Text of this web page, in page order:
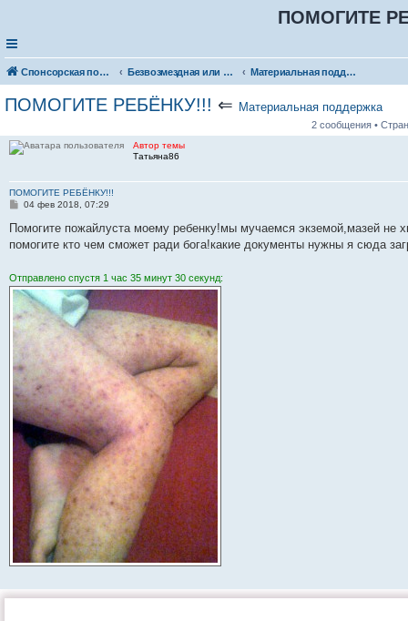
ПОМОГИТЕ
Спонсорская помощь. Разместите своё объявление в соответствующей рубрике Безвозмездная или условно-безвозмездная помощь Материальная поддержка
ПОМОГИТЕ РЕБЁНКУ!!! ⇐ Материальная поддержка
2 сообщения •
Автор темы
Татьяна86
ПОМОГИТЕ РЕБЁНКУ!!!
С
о
щ
и
е
04 фев 2018, 07:29
Помогите пожайлуста моему ребенку!мы мучаемся экземой,мазей не
помогите кто чем сможет ради бога!какие документы нужны я сюда
Отправлено спустя 1 час 35 минут 30 секунд: